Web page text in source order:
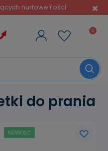
hurtowe ilości.
do prania
NOWOŚĆ